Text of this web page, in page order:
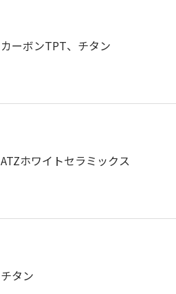
カーボンTPT、チタン
ATZホワイトセラミックス
チタン